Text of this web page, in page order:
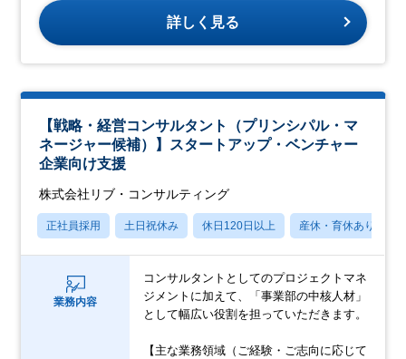
詳しく見る
【戦略・経営コンサルタント（プリンシパル・マ
ネージャー候補）】スタートアップ・ベンチャー
企業向け支援
株式会社リブ・コンサルティング
正社員採用 土日祝休み 休日120日以上 産休・育休あり
業務内容
コンサルタントとしてのプロジェクトマネ
ジメントに加えて、「事業部の中核人材」
として幅広い役割を担っていただきます。
【主な業務領域（ご経験・ご志向に応じて